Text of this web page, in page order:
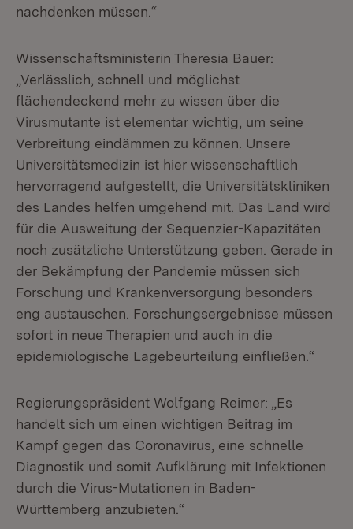
nachdenken müssen.“
Wissenschaftsministerin Theresia Bauer:
„Verlässlich, schnell und möglichst
flächendeckend mehr zu wissen über die
Virusmutante ist elementar wichtig, um seine
Verbreitung eindämmen zu können. Unsere
Universitätsmedizin ist hier wissenschaftlich
hervorragend aufgestellt, die Universitätskliniken
des Landes helfen umgehend mit. Das Land wird
für die Ausweitung der Sequenzier-Kapazitäten
noch zusätzliche Unterstützung geben. Gerade in
der Bekämpfung der Pandemie müssen sich
Forschung und Krankenversorgung besonders
eng austauschen. Forschungsergebnisse müssen
sofort in neue Therapien und auch in die
epidemiologische Lagebeurteilung einfließen.“
Regierungspräsident Wolfgang Reimer: „Es
handelt sich um einen wichtigen Beitrag im
Kampf gegen das Coronavirus, eine schnelle
Diagnostik und somit Aufklärung mit Infektionen
durch die Virus-Mutationen in Baden-
Württemberg anzubieten.“